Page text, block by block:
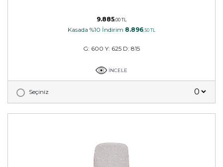
9.885 ,00 TL
Kasada %10 İndirim 8.896 ,50 TL
G: 600 Y: 625 D: 815
İNCELE
Seçiniz